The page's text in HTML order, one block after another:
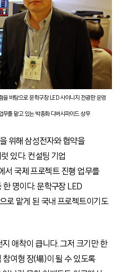
바탕으로 문학구장 LED 사이니지 전광판 운영
무를 맡고 있는 박종화 디버시파이드 상무
위해 삼성전자와 협약을
있다. 컨설팅 기업
서 국제 프로젝트 진행 업무를
명이다. 문학구장 LED
로 맡게 된 국내 프로젝트이기도
애착이 큽니다. 그저 크기만 한
여형 장(場)이 될 수 있도록